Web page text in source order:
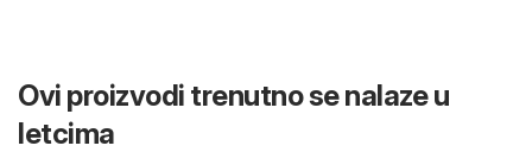
Ovi proizvodi trenutno se nalaze u
letcima